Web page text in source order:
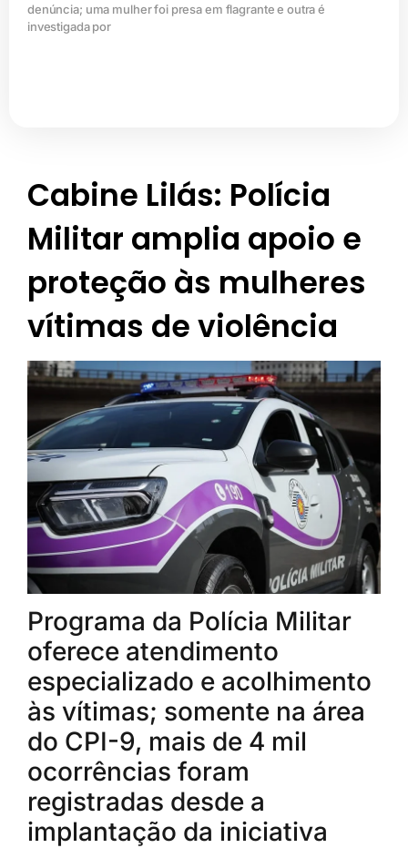
denúncia; uma mulher foi presa em flagrante e outra é
investigada por
Cabine Lilás: Polícia
Militar amplia apoio e
proteção às mulheres
vítimas de violência
Programa da Polícia Militar
oferece atendimento
especializado e acolhimento
às vítimas; somente na área
do CPI-9, mais de 4 mil
ocorrências foram
registradas desde a
implantação da iniciativa